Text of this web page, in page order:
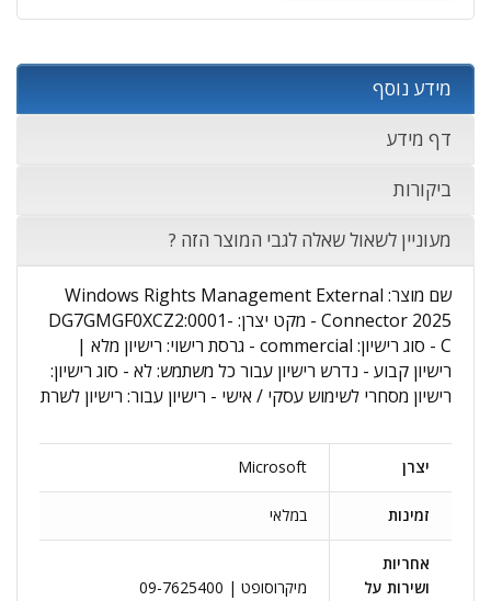
מידע נוסף
דף מידע
ביקורות
מעוניין לשאול שאלה לגבי המוצר הזה ?
שם מוצר: Windows Rights Management External
Connector 2025 - מקט יצרן: DG7GMGF0XCZ2:0001-
C - סוג רישיון: commercial - גרסת רישוי: רישיון מלא |
רישיון קבוע - נדרש רישיון עבור כל משתמש: לא - סוג רישיון:
רישיון מסחרי לשימוש עסקי / אישי - רישיון עבור: רישיון לשרת
יצרן Microsoft
זמינות במלאי
אחריות
ושירות על
מיקרוסופט | 09-7625400